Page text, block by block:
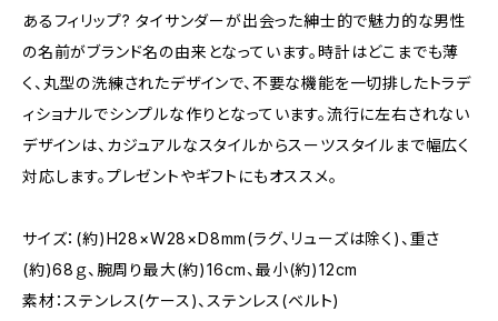
あるフィリップ? タイサンダーが出会った紳士的で魅力的な男性
の名前がブランド名の由来となっています。時計はどこまでも薄
く、丸型の洗練されたデザインで、不要な機能を一切排したトラデ
ィショナルでシンプルな作りとなっています。流行に左右されない
デザインは、カジュアルなスタイルからスーツスタイルまで幅広く
対応します。プレゼントやギフトにもオススメ。
サイズ：(約)H28×W28×D8mm(ラグ、リューズは除く)、重さ
(約)68ｇ、腕周り最大(約)16cm、最小(約)12cm
素材：ステンレス(ケース)、ステンレス(ベルト)